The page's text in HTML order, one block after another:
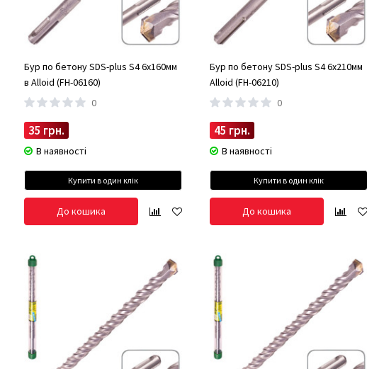
Бур по бетону SDS-plus S4 6x160мм
в Alloid (FH-06160)
0
35 грн.
В наявності
Купити в один клік
До кошика
Бур по бетону SDS-plus S4 6x210мм
Alloid (FH-06210)
0
45 грн.
В наявності
Купити в один клік
До кошика